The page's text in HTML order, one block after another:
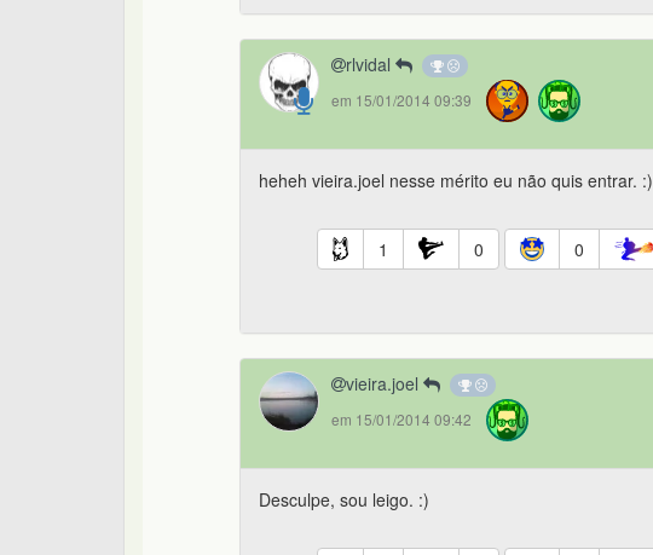
rlvidal
em 15/01/2014 09:39
heheh vieira.joel nesse mérito eu não quis entrar. :)
1 0 0
vieira.joel
em 15/01/2014 09:42
Desculpe, sou leigo. :)